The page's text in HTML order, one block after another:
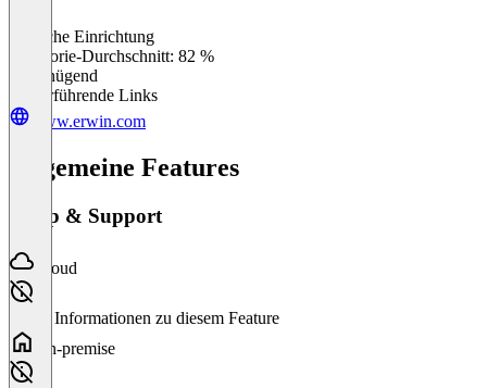
Einfache Einrichtung
Kategorie-Durchschnitt: 82 %
Ungenügend
Weiterführende Links
www.erwin.com
Allgemeine Features
Setup & Support
Cloud
Keine Informationen zu diesem Feature
On-premise